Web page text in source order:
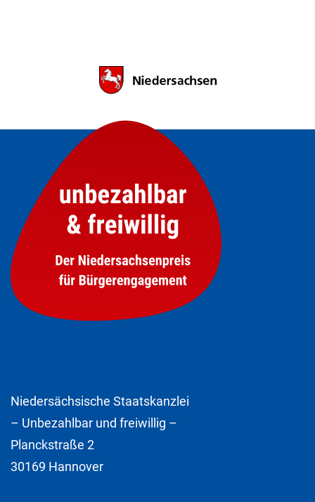
Der Niedersachsenpreis
Niedersächsische Staatskanzlei
– Unbezahlbar und freiwillig –
Planckstraße 2
30169 Hannover